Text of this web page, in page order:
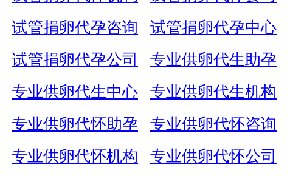
试管捐卵代孕咨询
试管捐卵代孕中心
试管捐卵代孕公司
专业供卵代生助孕
专业供卵代生中心
专业供卵代生机构
专业供卵代怀助孕
专业供卵代怀咨询
专业供卵代怀机构
专业供卵代怀公司